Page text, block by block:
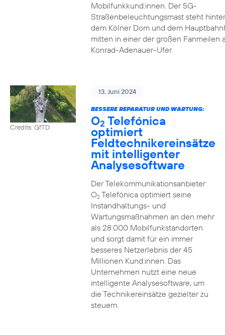
Mobilfunkkund:innen. Der 5G-
Straßenbeleuchtungsmast steht hinter
dem Kölner Dom und dem
mitten in einer der großen Fanmeilen
Konrad-Adenauer-Ufer.
Credits: GfTD
13. Juni 2024
BESSERE REPARATUR UND WARTUNG:
O2 Telefónica
optimiert
Feldtechnikereinsätze
mit intelligenter
Analysesoftware
Der Telekommunikationsanbieter
O2Telefónica optimiert seine
Instandhaltungs- und
Wartungsmaßnahmen an den mehr
als 28.000 Mobilfunkstandorten
und sorgt damit für ein immer
besseres Netzerlebnis der 45
Millionen Kund:innen. Das
Unternehmen nutzt eine neue
intelligente Analysesoftware, um
die Technikereinsätze gezielter zu
steuern.